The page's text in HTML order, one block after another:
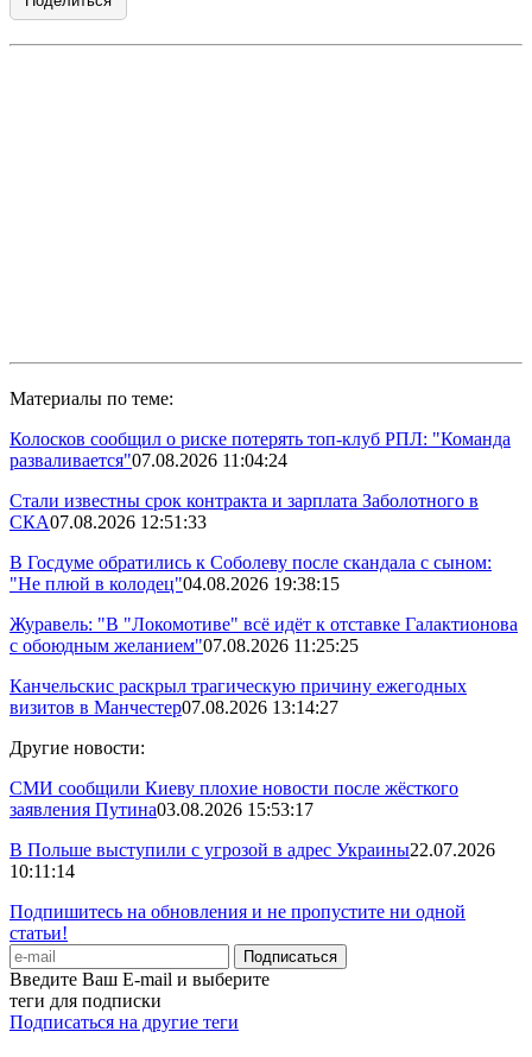
Материалы по теме:
Колосков сообщил о риске потерять топ-клуб РПЛ: "Команда
разваливается"07.08.2026 11:04:24
Стали известны срок контракта и зарплата Заболотного в
СКА07.08.2026 12:51:33
В Госдуме обратились к Соболеву после скандала с сыном:
"Не плюй в колодец"04.08.2026 19:38:15
Журавель: "В "Локомотиве" всё идёт к отставке Галактионова
с обоюдным желанием"07.08.2026 11:25:25
Канчельскис раскрыл трагическую причину ежегодных
визитов в Манчестер07.08.2026 13:14:27
Другие новости:
СМИ сообщили Киеву плохие новости после жёсткого
заявления Путина03.08.2026 15:53:17
В Польше выступили с угрозой в адрес Украины22.07.2026
10:11:14
Подпишитесь на обновления и не пропустите ни одной
статьи!
Введите Ваш E-mail и выберите
теги для подписки
Подписаться на другие теги